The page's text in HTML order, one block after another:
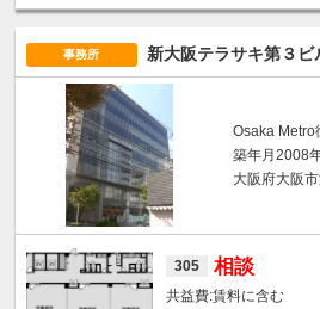
事務所 新大阪テラサキ第３ビ
Osaka Metro
築年月2008
大阪府大阪
305 相談
賃料に含む